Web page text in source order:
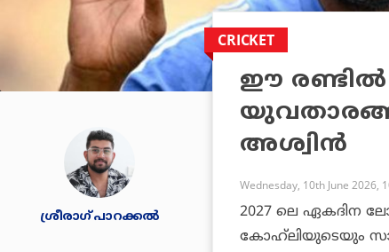
ശ്രീരാഗ് പാറക്കല്‍
CRICKET
ഈ രണ്ടില്‍
അശ്വിന്‍
Wednesday, 10th June 2026,
2027 ലെ ഏകദിന
കോഹ്‌ലിയുടെയും